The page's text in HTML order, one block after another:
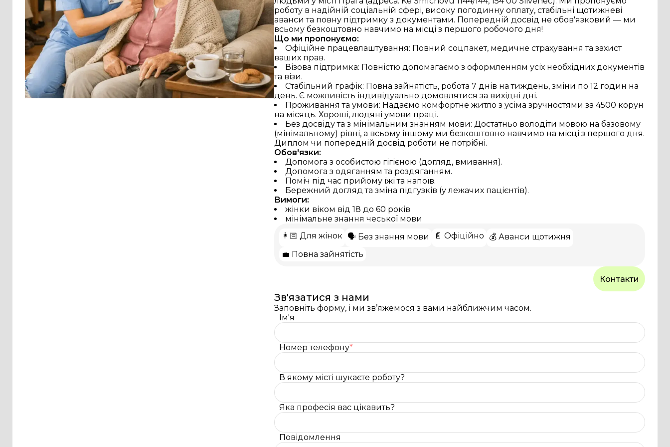
Українська Čeština Slovak English
роботу в надійній соціальній сфері, високу погодинну оплату, стабільні щотижневі
аванси та повну підтримку з документами. Попередній досвід не обов'язковий — ми
всьому безкоштовно навчимо на місці з першого робочого дня!
Що ми пропонуємо:
Офіційне працевлаштування: Повний соцпакет, медичне страхування та захист
ваших прав.
Візова підтримка: Повністю допомагаємо з оформленням усіх необхідних документів
та візи.
Стабільний графік: Повна зайнятість, робота 7 днів на тиждень, зміни по 12 годин на
день. Є можливість індивідуально домовлятися за вихідні дні.
Проживання та умови: Надаємо комфортне житло з усіма зручностями за 4500 корун
на місяць. Хороші, людяні умови праці.
Без досвіду та з мінімальним знанням мови: Достатньо володіти мовою на базовому
(мінімальному) рівні, а всьому іншому ми безкоштовно навчимо на місці з першого дня.
Диплом чи попередній досвід роботи не потрібні.
Обов'язки:
Допомога з особистою гігієною (догляд, вмивання).
Допомога з одяганням та роздяганням.
Поміч під час прийому їжі та напоїв.
Бережний догляд та зміна підгузків (у лежачих пацієнтів).
Вимоги:
жінки віком від 18 до 60 років
мінімальне знання чеської мови
👩🏻 Для жінок 🗣️ Без знання мови 📄 Офіційно
💰 Аванси щотижня
💼 Повна зайнятість
Контакти
Зв'язатися з нами
Заповніть форму, і ми зв’яжемося з вами найближчим часом.
Ім'я
Номер телефону*
В якому місті шукаєте роботу?
Яка професія вас цікавить?
Повідомлення